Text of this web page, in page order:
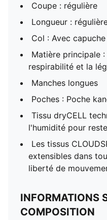
Coupe : régulière
Longueur :
Col : Avec capuche
Matière principale
respirabilité et la
Manches longues
Poches : Poche
Tissu dryCELL
l'humidité pour
Les tissus
extensibles dans
liberté de
INFORMATIONS
COMPOSITION